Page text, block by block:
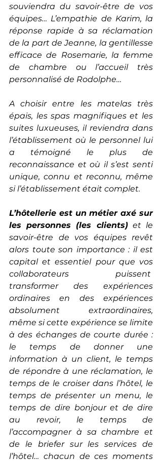
souviendra du savoir-être de vos
équipes… L’empathie de Karim, la
réponse rapide à sa réclamation
de la part de Jeanne, la gentillesse
efficace de Rosemarie, la femme
de chambre ou l’accueil très
personnalisé de Rodolphe…
A choisir entre les matelas très
épais, les spas magnifiques et les
suites luxueuses, il reviendra dans
l’établissement où le personnel lui
a témoigné le plus de
reconnaissance et où il s’est senti
unique, connu et reconnu, même
si l’établissement était complet.
L’hôtellerie est un métier axé sur
les personnes (les clients) et le
savoir-être de vos équipes revêt
alors toute son importance : il est
capital et essentiel pour que vos
collaborateurs puissent
transformer des expériences
ordinaires en des expériences
absolument extraordinaires,
même si cette expérience se limite
à des échanges de courte durée :
le temps de donner une
information à un client, le temps
de répondre à une réclamation, le
temps de le croiser dans l’hôtel, le
temps de présenter un menu, le
temps de dire bonjour et de dire
au revoir, le temps de
l’accompagner à sa chambre et
de le briefer sur les services de
l’hôtel… chacun de ces moments